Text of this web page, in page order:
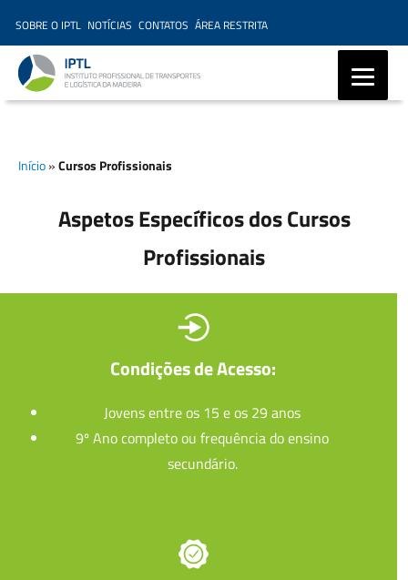
SOBRE O IPTL NOTÍCIAS CONTATOS ÁREA RESTRITA
Madeira, Ensino Profissional,
Formação Modular
Início»Cursos Profissionais
Aspetos Específicos dos Cursos
Profissionais
Condições de Acesso:
Jovens entre os 15 e os 29 anos
9º Ano completo ou frequência do ensino
secundário.